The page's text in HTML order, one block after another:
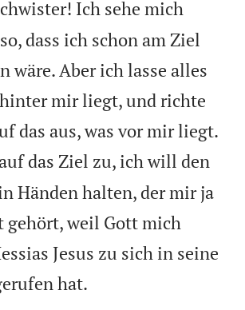
Ich sehe mich
dass ich schon am Ziel
wäre. Aber ich lasse alles
mir liegt, und richte
das aus, was vor mir liegt.
das Ziel zu, ich will den
Händen halten, der mir ja
gehört, weil Gott mich
Jesus zu sich in seine
hat.